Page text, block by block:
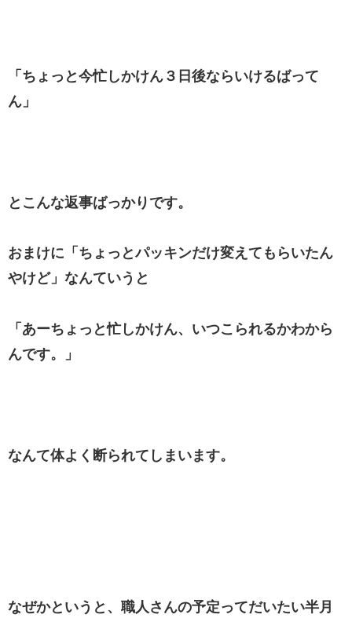
「ちょっと今忙しかけん３日後ならいけるばって
ん」
とこんな返事ばっかりです。
おまけに「ちょっとパッキンだけ変えてもらいたん
やけど」なんていうと
「あーちょっと忙しかけん、いつこられるかわから
んです。」
なんて体よく断られてしまいます。
なぜかというと、職人さんの予定ってだいたい半月